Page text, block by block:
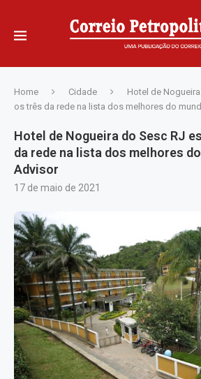
Home Cidade
Hotel de
os três da rede na lista dos melhores do
Hotel de Nogueira do Sesc RJ
da rede na lista dos melhores
Advisor
17 de maio de 2021